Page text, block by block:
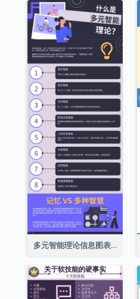
多元智能理论信息图表